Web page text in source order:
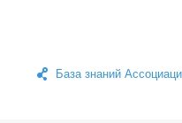
База знаний